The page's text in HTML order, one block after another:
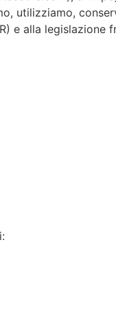
utilizziamo,
e alla legislazione